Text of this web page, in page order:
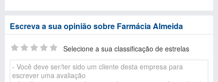
Escreva a sua opinião sobre Farmácia Almeida
Selecione a sua classificação de estrelas